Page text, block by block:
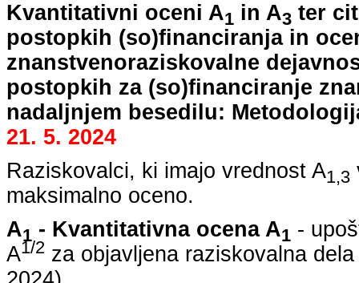
Kvantitativni oceni A1 in A3 ter
postopkih (so)financiranja in
znanstvenoraziskovalne
postopkih za (so)financiranje
nadaljnjem besedilu:
21. 5. 2024
Raziskovalci, ki imajo vrednost A1,3
maksimalno oceno.
A1 - Kvantitativna ocena A1 -
A1/2 za objavljena raziskovalna